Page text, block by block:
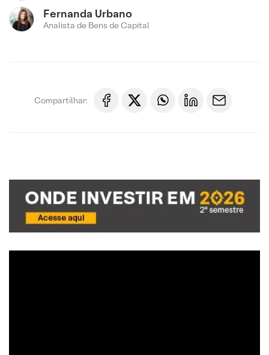
Fernanda Urbano
Analista de Bens de Capital
Compartilhar: